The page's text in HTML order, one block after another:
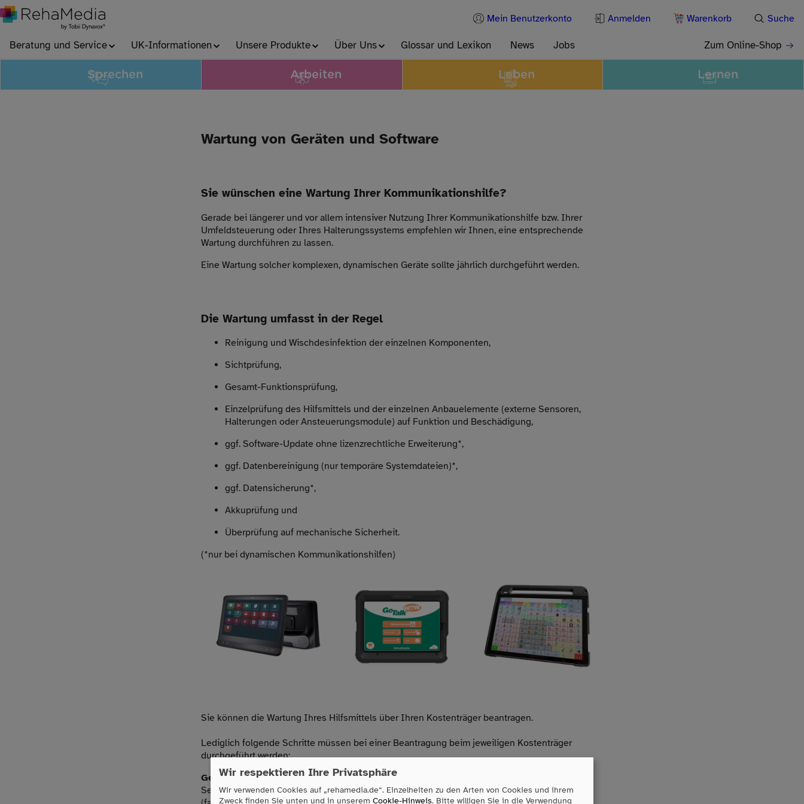
Wartung von Geräten und Software
Sie wünschen eine Wartung Ihrer Kommunikationshilfe?
Gerade bei längerer und vor allem intensiver Nutzung Ihrer Kommunikationshilfe bzw. Ihrer
Umfeldsteuerung oder Ihres Halterungssystems empfehlen wir Ihnen, eine entsprechende
Wartung durchführen zu lassen.
Eine Wartung solcher komplexen, dynamischen Geräte sollte jährlich durchgeführt werden.
Die Wartung umfasst in der Regel
Reinigung und Wischdesinfektion der einzelnen Komponenten,
Sichtprüfung,
Gesamt-Funktionsprüfung,
Einzelprüfung des Hilfsmittels und der einzelnen Anbauelemente (externe Sensoren,
Halterungen oder Ansteuerungsmodule) auf Funktion und Beschädigung,
ggf. Software-Update ohne lizenzrechtliche Erweiterung*,
ggf. Datenbereinigung (nur temporäre Systemdateien)*,
ggf. Datensicherung*,
Akkuprüfung und
Überprüfung auf mechanische Sicherheit.
(*nur bei dynamischen Kommunikationshilfen)
Sie können die Wartung Ihres Hilfsmittels über Ihren Kostenträger beantragen.
Lediglich folgende Schritte müssen bei einer Beantragung beim jeweiligen Kostenträger
durchgeführt werden:
Gesetzliche Krankenkasse:
Senden Sie uns bitte ein Rezept über die „Wartung der Kommunikationshilfe + Haltesystem“
Beratung und Service UK-Informationen Unsere Produkte Über Uns Glossar und Lexikon News Jobs Zum Online-Shop
Mein Benutzerkonto Anmelden Warenkorb Suche
Sprechen Arbeiten Leben Lernen
Wir respektieren Ihre Privatsphäre
Wir verwenden Cookies auf „rehamedia.de“. Einzelheiten zu den Arten von Cookies und ihrem
Zweck finden Sie unten und in unserem Cookie-Hinweis. Bitte willigen Sie in die Verwendung